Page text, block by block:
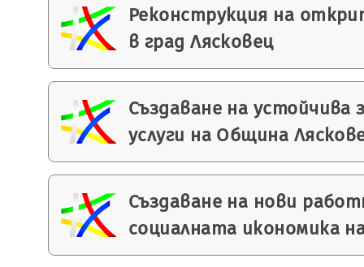
Реконструкция на
в град Лясковец
Създаване на
услуги на Община
Създаване на нови
социалната икономика